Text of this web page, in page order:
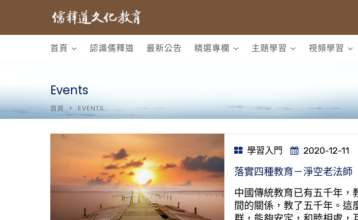
首頁 認識儒釋道 最新公告 精選專欄 主題學習 視頻學習
Events
首頁 EVENTS
學習入門 2020-12-11
落實四種教育－淨空老法師
中國傳統教育已有五千年，
間的關係，教了五千年。這